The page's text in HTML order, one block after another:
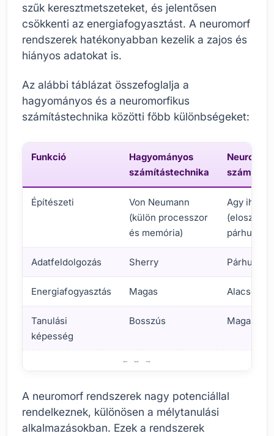
szűk keresztmetszeteket, és jelentősen
csökkenti az energiafogyasztást. A neuromorf
rendszerek hatékonyabban kezelik a zajos és
hiányos adatokat is.
Az alábbi táblázat összefoglalja a
hagyományos és a neuromorfikus
számítástechnika közötti főbb különbségeket:
Funkció
Hagyományos
számítástechnika
Építészeti
Von Neumann
(külön processzor
és memória)
Agy ihlette
(elosztott,
Adatfeldolgozás Sherry
Energiafogyasztás Magas Alacsony
Tanulási
képesség
Bosszús Magas
A neuromorf rendszerek nagy potenciállal
rendelkeznek, különösen a mélytanulási
alkalmazásokban. Ezek a rendszerek